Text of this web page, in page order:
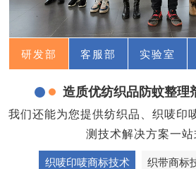
研发部 客服部 实验室
造质优纺织品防蚊整理
我们还能为您提供纺织品、织唛印
测技术解决方案一站
织唛印唛商标技术 织带商标